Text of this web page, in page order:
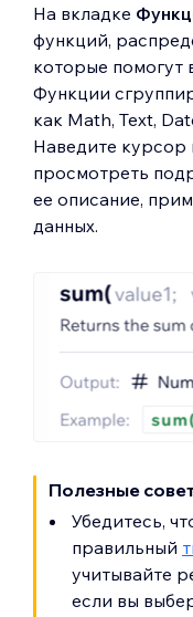
На вкладке
функций,
которые помогут
Функции
как Math, Text,
Наведите курсор
просмотреть
ее описание,
данных.
Полезные
Убедитесь,
правильный
учитывайте
если вы